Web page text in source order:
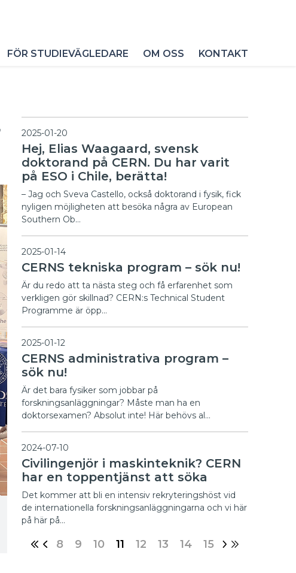
FÖR STUDIEVÄGLEDARE OM OSS KONTAKT
2025-01-20
Hej, Elias Waagaard, svensk
doktorand på CERN. Du har varit
på ESO i Chile, berätta!
– Jag och Sveva Castello, också doktorand i fysik, fick
nyligen möjligheten att besöka några av European
Southern Ob…
2025-01-14
CERNS tekniska program – sök nu!
Är du redo att ta nästa steg och få erfarenhet som
verkligen gör skillnad? CERN:s Technical Student
Programme är öpp…
2025-01-12
CERNS administrativa program –
sök nu!
Är det bara fysiker som jobbar på
forskningsanläggningar? Måste man ha en
doktorsexamen? Absolut inte! Här behövs al…
2024-07-10
Civilingenjör i maskinteknik? CERN
har en toppentjänst att söka
Det kommer att bli en intensiv rekryteringshöst vid
de internationella forskningsanläggningarna och vi här
på här på…
8 9 10 11 12 13 14 15